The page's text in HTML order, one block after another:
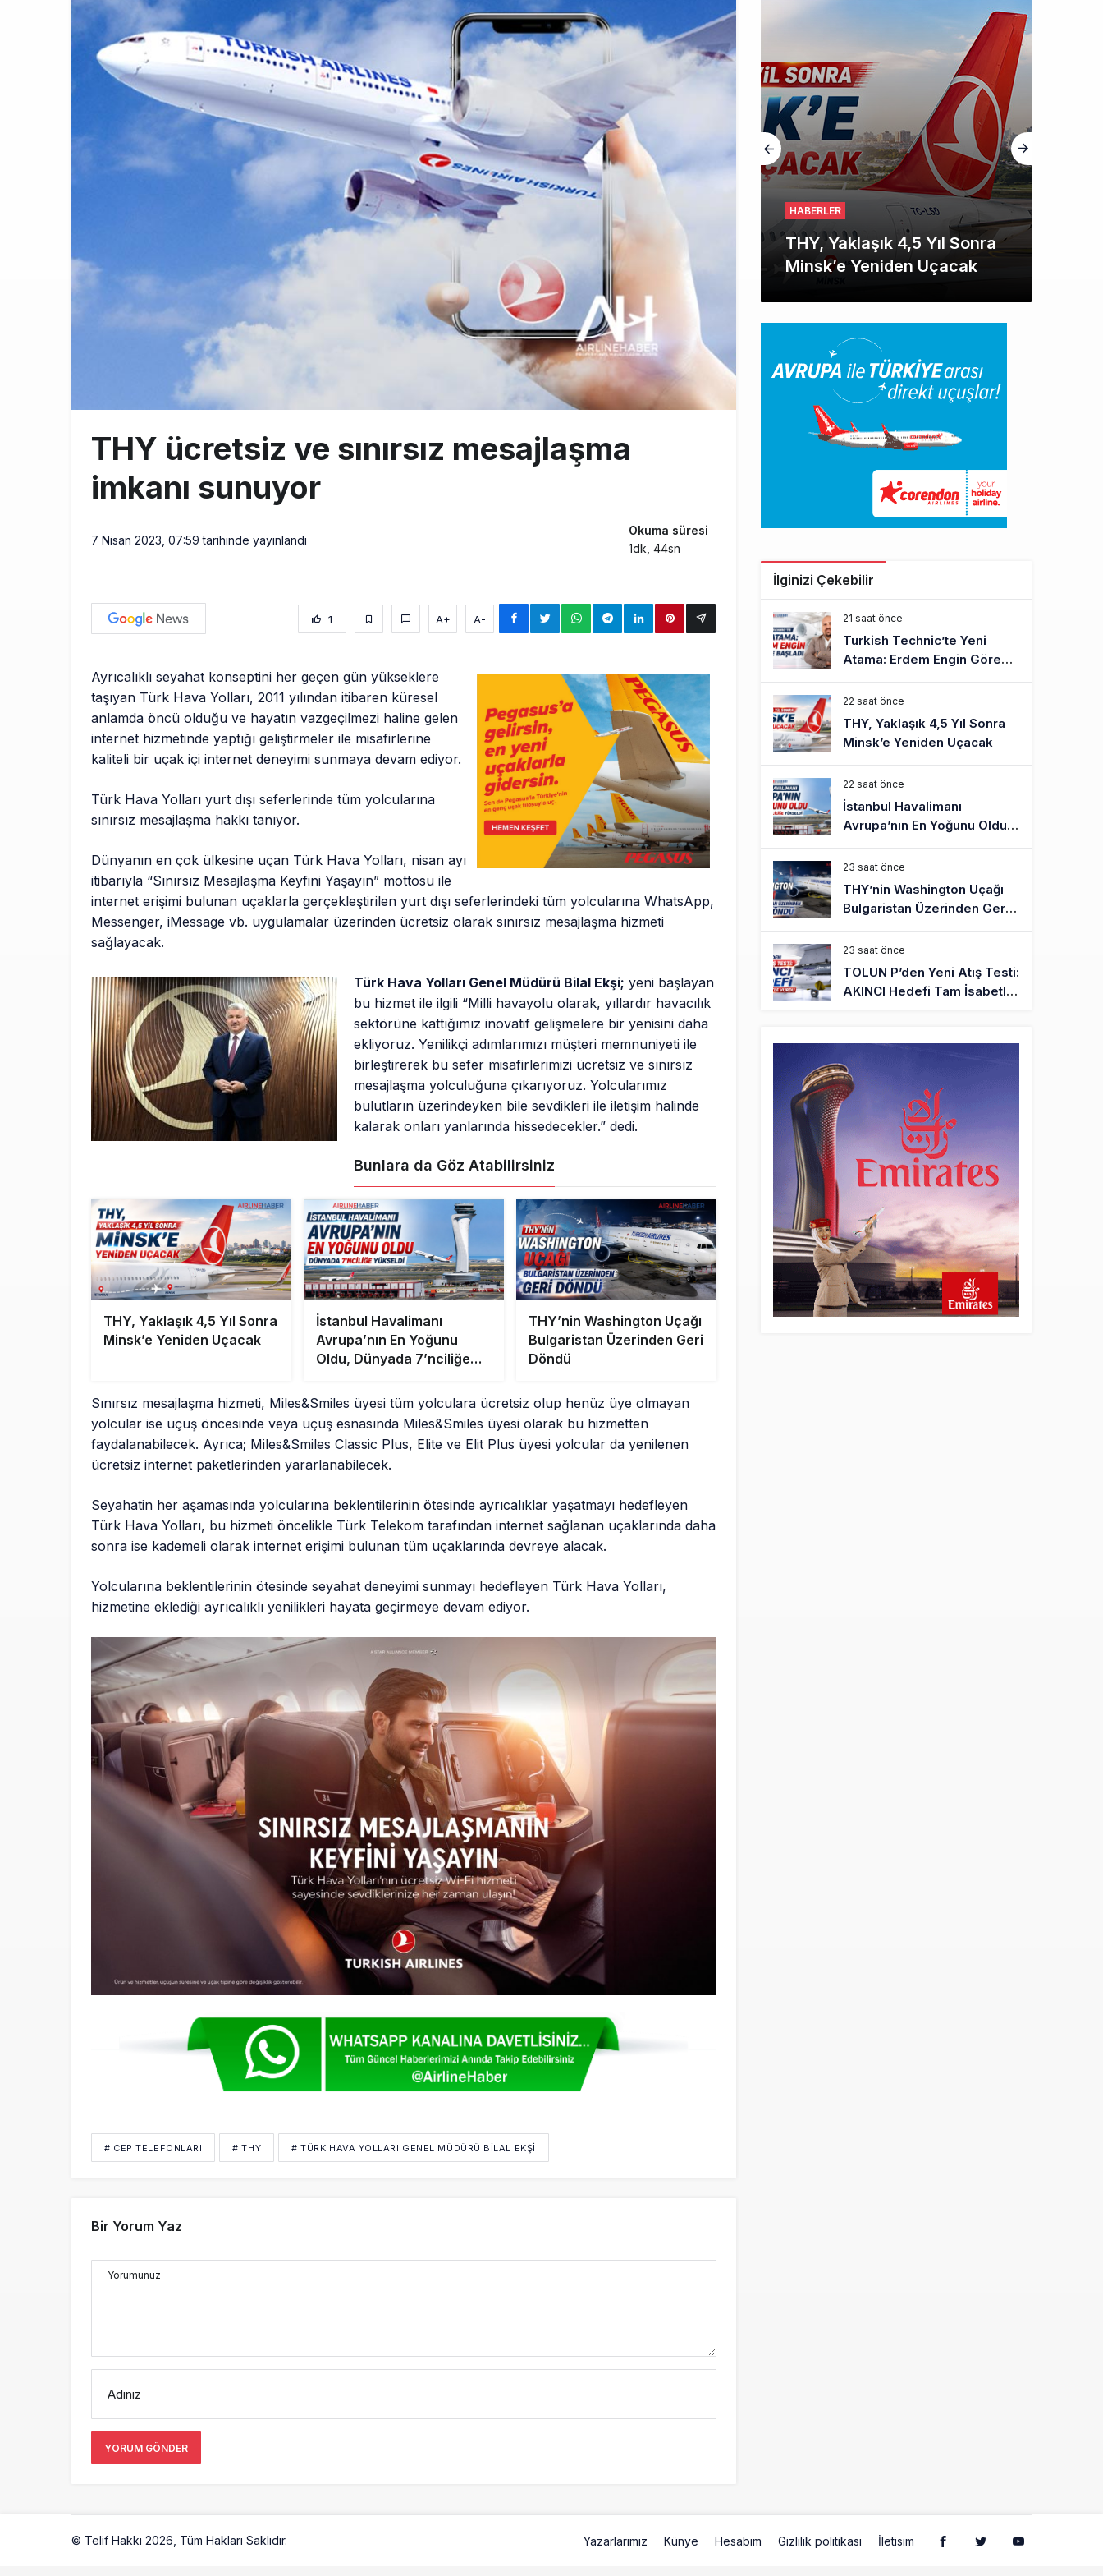
18:40 SunExpress Günlük Yolcu Rekorunu 72 Bin 340’a Çıkardı
17:59 İstanbul Havalimanı’nın 4. Pistinde İlk Test Uçuşu Yapıldı
12:47 Turkish Technic’te Yeni Atama: Erdem Engin Göreve Başladı
THY ücretsiz ve sınırsız mesajlaşma
imkanı sunuyor
7 Nisan 2023, 07:59 tarihinde yayınlandı
Okuma süresi
1dk, 44sn
1 A+ A-
Ayrıcalıklı seyahat konseptini her geçen gün yükseklere
taşıyan Türk Hava Yolları, 2011 yılından itibaren küresel
anlamda öncü olduğu ve hayatın vazgeçilmezi haline gelen
internet hizmetinde yaptığı geliştirmeler ile misafirlerine
kaliteli bir uçak içi internet deneyimi sunmaya devam ediyor.
Türk Hava Yolları yurt dışı seferlerinde tüm yolcularına
sınırsız mesajlaşma hakkı tanıyor.
Dünyanın en çok ülkesine uçan Türk Hava Yolları, nisan ayı
itibarıyla “Sınırsız Mesajlaşma Keyfini Yaşayın” mottosu ile
internet erişimi bulunan uçaklarla gerçekleştirilen yurt dışı seferlerindeki tüm yolcularına WhatsApp,
Messenger, iMessage vb. uygulamalar üzerinden ücretsiz olarak sınırsız mesajlaşma hizmeti
sağlayacak.
Türk Hava Yolları Genel Müdürü Bilal Ekşi; yeni başlayan
bu hizmet ile ilgili “Milli havayolu olarak, yıllardır havacılık
sektörüne kattığımız inovatif gelişmelere bir yenisini daha
ekliyoruz. Yenilikçi adımlarımızı müşteri memnuniyeti ile
birleştirerek bu sefer misafirlerimizi ücretsiz ve sınırsız
mesajlaşma yolculuğuna çıkarıyoruz. Yolcularımız
bulutların üzerindeyken bile sevdikleri ile iletişim halinde
kalarak onları yanlarında hissedecekler.” dedi.
Bunlara da Göz Atabilirsiniz
THY, Yaklaşık 4,5 Yıl Sonra
Minsk’e Yeniden Uçacak
İstanbul Havalimanı
Avrupa’nın En Yoğunu
Oldu, Dünyada 7’nciliğe
THY’nin Washington Uçağı
Bulgaristan Üzerinden Geri
Döndü
Sınırsız mesajlaşma hizmeti, Miles&Smiles üyesi tüm yolculara ücretsiz olup henüz üye olmayan
yolcular ise uçuş öncesinde veya uçuş esnasında Miles&Smiles üyesi olarak bu hizmetten
faydalanabilecek. Ayrıca; Miles&Smiles Classic Plus, Elite ve Elit Plus üyesi yolcular da yenilenen
ücretsiz internet paketlerinden yararlanabilecek.
Seyahatin her aşamasında yolcularına beklentilerinin ötesinde ayrıcalıklar yaşatmayı hedefleyen
Türk Hava Yolları, bu hizmeti öncelikle Türk Telekom tarafından internet sağlanan uçaklarında daha
sonra ise kademeli olarak internet erişimi bulunan tüm uçaklarında devreye alacak.
Yolcularına beklentilerinin ötesinde seyahat deneyimi sunmayı hedefleyen Türk Hava Yolları,
hizmetine eklediği ayrıcalıklı yenilikleri hayata geçirmeye devam ediyor.
# CEP TELEFONLARI # THY # TÜRK HAVA YOLLARI GENEL MÜDÜRÜ BILAL EKŞI
Bir Yorum Yaz
Yorumunuz
Adınız
YORUM GÖNDER
HABERLER
THY, Yaklaşık 4,5 Yıl Sonra
Minsk’e Yeniden Uçacak
İlginizi Çekebilir
21 saat önce
Turkish Technic’te Yeni
Atama: Erdem Engin Göreve
Başladı
22 saat önce
THY, Yaklaşık 4,5 Yıl Sonra
Minsk’e Yeniden Uçacak
22 saat önce
İstanbul Havalimanı
Avrupa’nın En Yoğunu Oldu,
Dünyada 7’nciliğe Yükseldi
23 saat önce
THY’nin Washington Uçağı
Bulgaristan Üzerinden Geri
Döndü
23 saat önce
TOLUN P’den Yeni Atış Testi:
AKINCI Hedefi Tam İsabetle
Türkiye’nin Milli Motor
Projelerinde Yeni Dönem:
TEI TEKNOLOJİ Kuruldu
© Telif Hakkı 2026, Tüm Hakları Saklıdır. Yazarlarımız Künye Hesabım Gizlilik politikası İletisim